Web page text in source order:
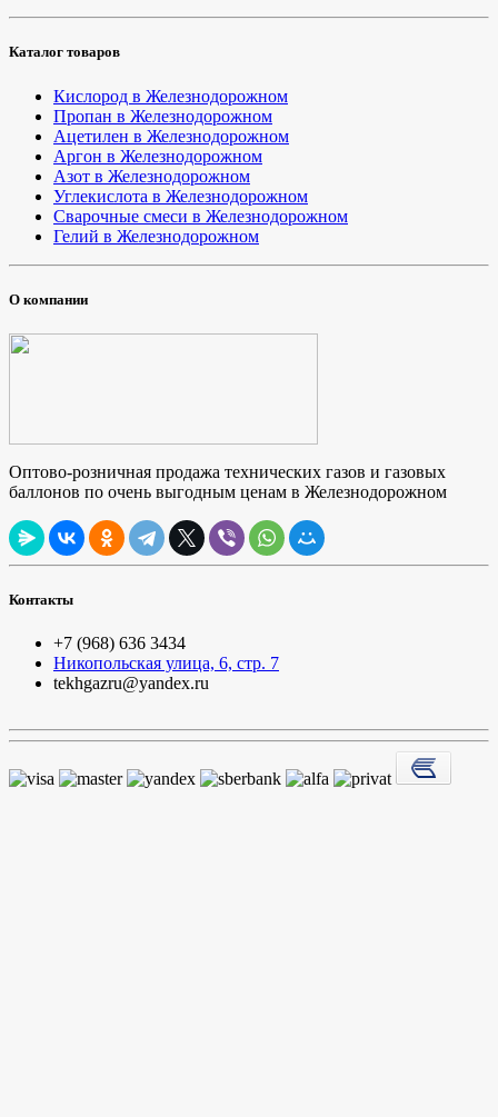
Каталог товаров
Кислород в Железнодорожном
Пропан в Железнодорожном
Ацетилен в Железнодорожном
Аргон в Железнодорожном
Азот в Железнодорожном
Углекислота в Железнодорожном
Сварочные смеси в Железнодорожном
Гелий в Железнодорожном
О компании
Оптово-розничная продажа технических газов и газовых
баллонов по очень выгодным ценам в Железнодорожном
Контакты
+7 (968) 636 3434
Никопольская улица, 6, стр. 7
tekhgazru@yandex.ru